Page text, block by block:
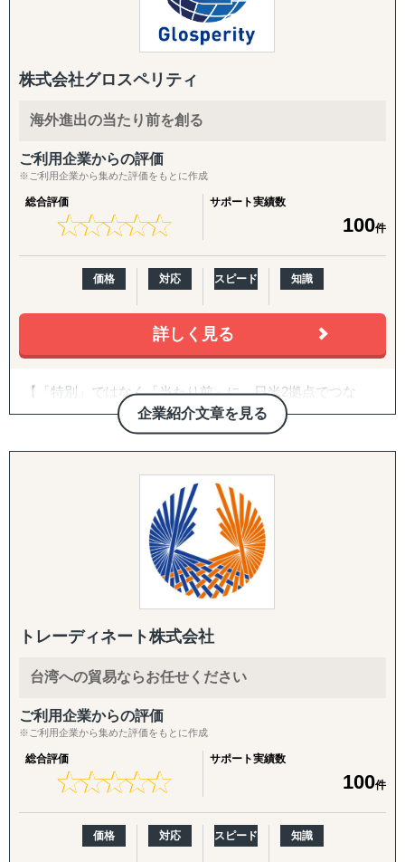
目的：海外現地を理解し、事業の成功可能性を高める
↳ 市場概況・規制調査
↳ 企業信用調査
『集客活動チーム』
目的：海外現地で“売れる”ためのマーケティング活動を確
↳ 多言語サイト制作
↳ EC運用
↳ SNS運用
↳ インフルエンサー施策
↳ 画像・動画コンテンツ制作
目的：海外現地で最適なパートナーとの取引を創出する
↳ 商談向け資料制作
↳ 企業リストアップ
↳ アポイント取得
↳ 商談創出・交渉サポート
目的：海外現地で活動するために必要な土台をつくる
↳ 会社設立（登記・銀行口座）
↳ 不動産探索（オフィス・倉庫・店舗・住居）
↳ 店舗開業パッケージ（許認可・内装・採用・集客）
JICAマッチング相談窓口コンサルタント、
複数の銀行の専門家として企業様のご支援をさせて頂いて
また、中小機構、銀行、地方自治体、出島 等が主催する
各種セミナーでの登壇も行っております。
日本Amazonはもちろん、北米、欧州、インド、オースト
ラリア、サウジ、UAE、
トルコ、シンガポールAmazonなどへの進出サポートを行
っており、
中小企業から大手まで、またAmazonに出品可能なあらゆ
る商品に対応致します。
企業様が海外Amazonへ進出される際にハードルとなる、
Amazon販売アカウントの開設、翻訳、商品画像・動画撮
影、商品登録、国際配送、
多言語カスタマーサポート、国際送金サポート、PL保険、
Amazon内広告を含む集客、
FDA・税務対応・GDPR対応サポート、
市場調査、コンサルティング、SNSマーケティング、メデ
ィアバイイング、現地スタッフの手配
等について、弊社パートナーと共に対応させて頂きます。
また、国内Amazonの場合、並行して楽天、ヤフー、自社
サイト、SNS、メディアサイト、広告なども含めたデジタ
ルマーケティングのトータルサポートも実施しておりま
株式会社グロスペリティ
海外進出の当たり前を創る
ご利用企業からの評価
※ご利用企業から集めた評価をもとに作成
総合評価
★★★★★
★★★★★
サポート実績数
100件
価格 対応 スピード 知識
詳しく見る
企業紹介文章を見る
【「特別」ではなく「当たり前」に。日米2拠点でつな
ぐ、伴走型の海外進出支援】
株式会社グロスペリティは、**「海外進出の成功を"特
別"ではなく"当たり前"にする」**ことをミッションに掲
げ、日本企業の海外展開を構想段階から実行・継続フェー
ズまで一気通貫で支援する海外ビジネス支援会社です。福
岡本社・東京オフィスに加え、米国ロサンゼルスに現地法
人、オレゴンとLAに物流・在庫拠点を有し、日本側の戦略
立案と米国現地での実行を、同じチームでシームレスにつ
なぐ体制を強みとしています。
年間約50社、累計100社以上の日本企業の海外進出をご支
援。食品・日用品・キッチン用品・伝統工芸品・スポーツ
ます。「英語ができない」「輸出経験がない」中小企業の
してご相談いただけます。
【こんなお悩みをお持ちの企業さまへ】
・海外展開に興味はあるが、「どの国に・何を・どうやっ
て」売るかの方向性が定まっていない
・現地に売り込む営業リソース・ノウハウが社内にない
・自社に合うパートナー・代理店をどう探せばよいかわか
トレーディネート株式会社
台湾への貿易ならお任せください
ご利用企業からの評価
※ご利用企業から集めた評価をもとに作成
総合評価
★★★★★
★★★★★
サポート実績数
100件
価格 対応 スピード 知識